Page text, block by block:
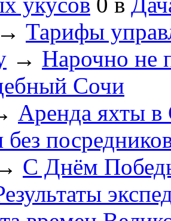
→ Тарифы
→ Нарочно не
Сочи
Аренда яхты в
без
С Днём